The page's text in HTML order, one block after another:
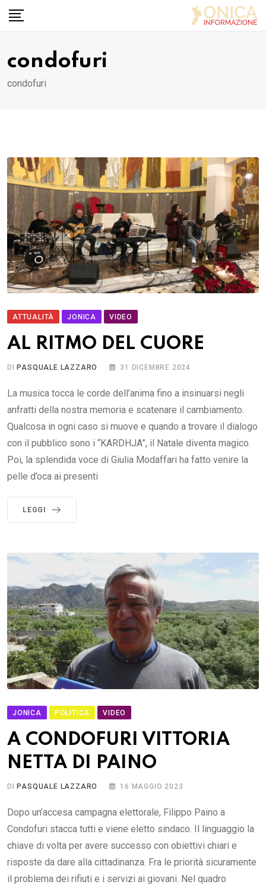
Skip
condofuri
condofuri
ATTUALITÀ JONICA VIDEO
AL RITMO DEL CUORE
DI PASQUALE LAZZARO 31 DICEMBRE 2024
La musica tocca le corde dell’anima fino a insinuarsi negli
anfratti della nostra memoria e scatenare il cambiamento.
Qualcosa in ogni caso si muove e quando a trovare il dialogo
con il pubblico sono i “KARDHJA”, il Natale diventa magico.
Poi, la splendida voce di Giulia Modaffari ha fatto venire la
pelle d’oca ai presenti
LEGGI
JONICA POLITICA VIDEO
A CONDOFURI VITTORIA
NETTA DI PAINO
DI PASQUALE LAZZARO 16 MAGGIO 2023
Dopo un’accesa campagna elettorale, Filippo Paino a
Condofuri stacca tutti e viene eletto sindaco. Il linguaggio la
chiave di volta per avere successo con obiettivi chiari e
risposte da dare alla cittadinanza. Fra le priorità sicuramente
il problema dei rifiuti e i servizi ai giovani. Nel quadro